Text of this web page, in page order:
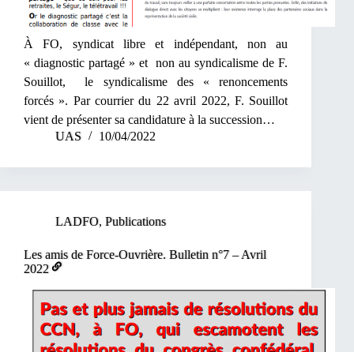
À FO, syndicat libre et indépendant, non au
« diagnostic partagé » et non au syndicalisme de F.
Souillot, le syndicalisme des « renoncements
forcés ». Par courrier du 22 avril 2022, F. Souillot
vient de présenter sa candidature à la succession…
UAS
10/04/2022
LADFO, Publications
Les amis de Force-Ouvrière. Bulletin n°7 – Avril
2022